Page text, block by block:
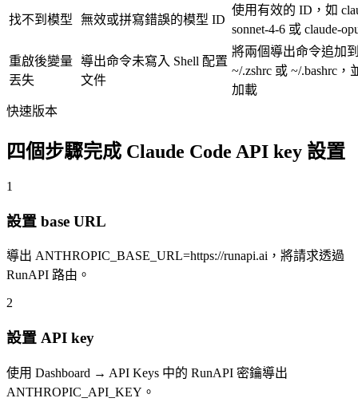
找不到模型 無效或拼寫錯誤的模型 ID
使用有效的 ID，如
sonnet-4-6 或 claude-
重啟後變量
丟失
導出命令未寫入 Shell 配置
文件
將兩個導出命令追加
~/.zshrc 或 ~/.bashrc，
加載
快速版本
四個步驟完成 Claude Code API key 設置
1
設置 base URL
導出 ANTHROPIC_BASE_URL=https://runapi.ai，將請求透過
RunAPI 路由。
2
設置 API key
使用 Dashboard → API Keys 中的 RunAPI 密鑰導出
ANTHROPIC_API_KEY。